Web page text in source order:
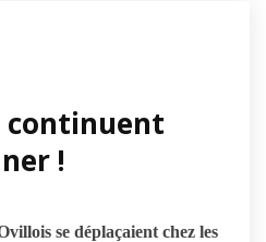
continuent
!
se déplaçaient chez les